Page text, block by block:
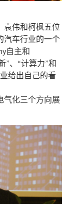
袁伟和柯枫五位
汽车行业的一个
自主和
”、“计算力”和
给出自己的看
气化三个方向展